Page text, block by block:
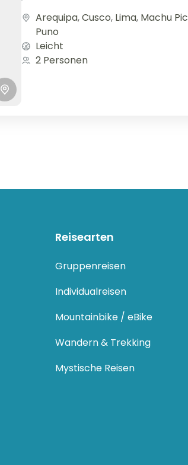
Arequipa,Cusco, Lima, Machu
Puno
Leicht
2 Personen
Reisearten
Gruppenreisen
Individualreisen
Mountainbike / eBike
Wandern & Trekking
Mystische Reisen